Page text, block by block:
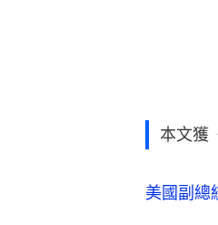
本文獲
美國副總